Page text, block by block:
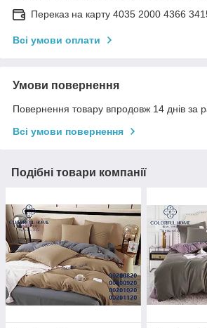
Переказ на карту 4035 2000 4366
Всі умови оплати
Умови повернення
Повернення товару впродовж 14 днів за
Всі умови повернення
Подібні товари компанії